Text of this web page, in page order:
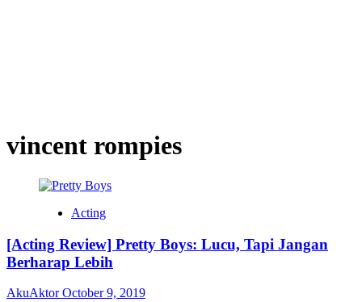
vincent rompies
Acting
[Acting Review] Pretty Boys: Lucu, Tapi Jangan
Berharap Lebih
AkuAktorOctober 9, 2019